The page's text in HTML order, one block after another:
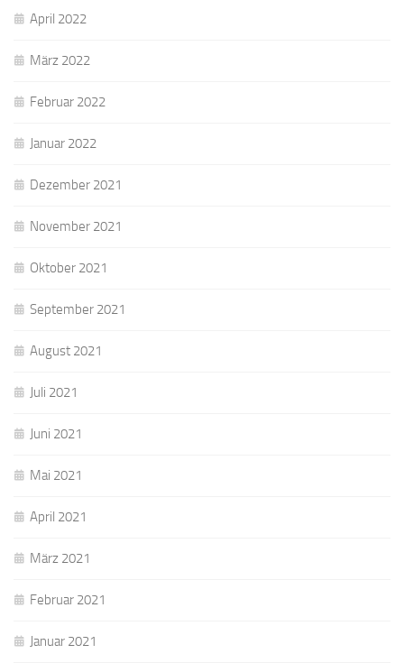
April 2022
März 2022
Februar 2022
Januar 2022
Dezember 2021
November 2021
Oktober 2021
September 2021
August 2021
Juli 2021
Juni 2021
Mai 2021
April 2021
März 2021
Februar 2021
Januar 2021